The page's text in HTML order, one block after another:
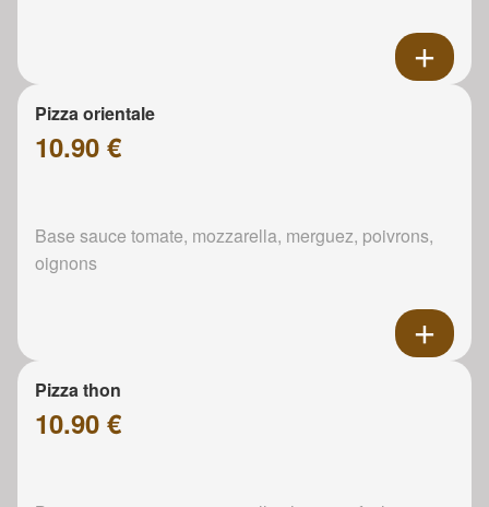
Pizza orientale
10.90 €
Base sauce tomate, mozzarella, merguez, poivrons,
oignons
Pizza thon
10.90 €